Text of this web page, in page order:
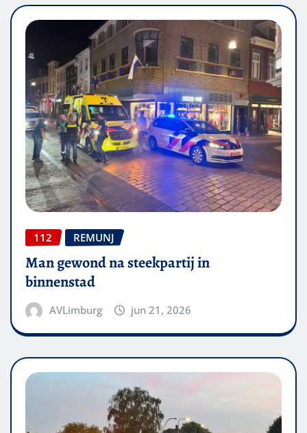
112 REMUNJ
Man gewond na steekpartij in
binnenstad
AVLimburg jun 21, 2026